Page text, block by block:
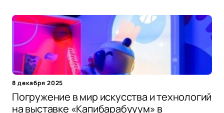
8 декабря 2025
Погружение в мир искусства и технологий
на выставке «Капибарабууум» в